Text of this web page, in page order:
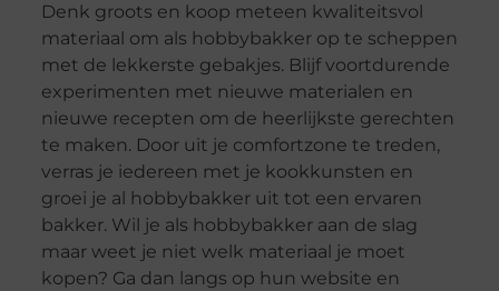
Denk groots en koop meteen kwaliteitsvol
materiaal om als hobbybakker op te scheppen
met de lekkerste gebakjes. Blijf voortdurende
experimenten met nieuwe materialen en
nieuwe recepten om de heerlijkste gerechten
te maken. Door uit je comfortzone te treden,
verras je iedereen met je kookkunsten en
groei je al hobbybakker uit tot een ervaren
bakker. Wil je als hobbybakker aan de slag
maar weet je niet welk materiaal je moet
kopen? Ga dan langs op hun website en